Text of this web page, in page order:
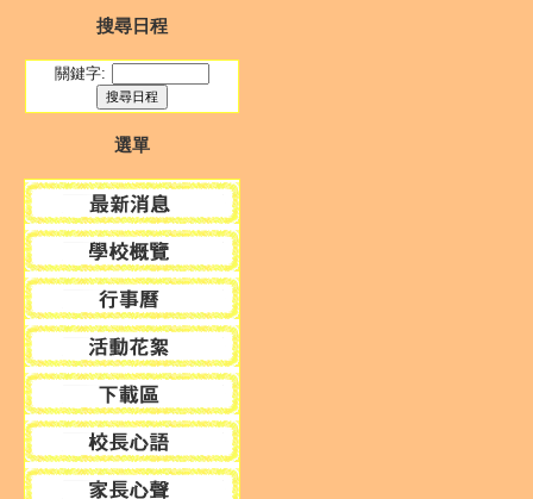
搜尋日程
關鍵字:
選單